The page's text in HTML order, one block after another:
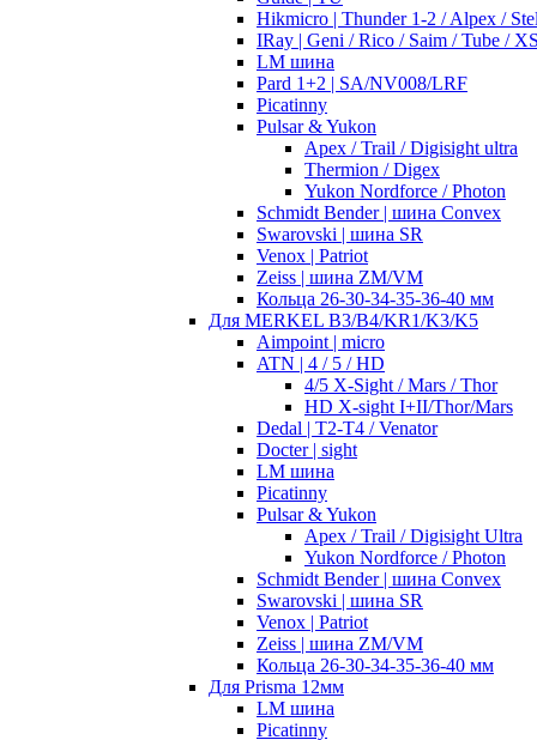
Hikmicro | Thunder 1-2 / Alpex /
IRay | Geni / Rico / Saim / Tube /
LM шина
Pard 1+2 | SA/NV008/LRF
Picatinny
Pulsar & Yukon
Apex / Trail / Digisight ultra
Thermion / Digex
Yukon Nordforce / Photon
Schmidt Bender | шина Convex
Swarovski | шина SR
Venox | Patriot
Zeiss | шина ZM/VM
Кольца 26-30-34-35-36-40 мм
Для MERKEL B3/B4/KR1/K3/K5
Aimpoint | micro
ATN | 4 / 5 / HD
4/5 X-Sight / Mars / Thor
HD X-sight I+II/Thor/Mars
Dedal | T2-T4 / Venator
Docter | sight
LM шина
Picatinny
Pulsar & Yukon
Apex / Trail / Digisight Ultra
Yukon Nordforce / Photon
Schmidt Bender | шина Convex
Swarovski | шина SR
Venox | Patriot
Zeiss | шина ZM/VM
Кольца 26-30-34-35-36-40 мм
Для Prisma 12мм
LM шина
Picatinny